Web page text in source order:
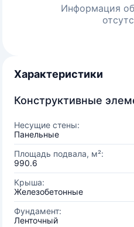
Информация
Характеристики
Конструктивные
Несущие стены:
Панельные
Площадь подвала, м²:
990.6
Крыша:
Железобетонные
Фундамент:
Ленточный